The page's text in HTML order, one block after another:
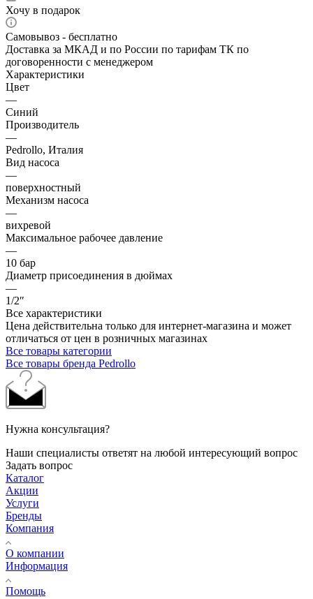
Хочу в подарок
Самовывоз - бесплатно
Доставка за МКАД и по России по тарифам ТК по
договоренности с менеджером
Характеристики
Цвет
—
Синий
Производитель
—
Pedrollo, Италия
Вид насоса
—
поверхностный
Механизм насоса
—
вихревой
Максимальное рабочее давление
—
10 бар
Диаметр присоединения в дюймах
—
1/2″
Все характеристики
Цена действительна только для интернет-магазина и может
отличаться от цен в розничных магазинах
Все товары категории
Все товары бренда Pedrollo
Нужна консультация?
Наши специалисты ответят на любой интересующий вопрос
Задать вопрос
Каталог
Акции
Услуги
Бренды
Компания
О компании
Информация
Помощь